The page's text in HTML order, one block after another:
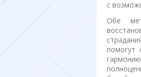
с
Обе
помогут